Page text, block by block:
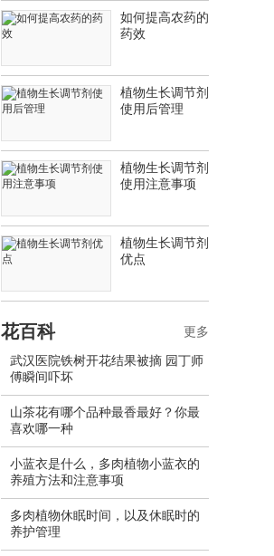
如何提高农药的
药效
植物生长调节剂
使用后管理
植物生长调节剂
使用注意事项
植物生长调节剂
优点
花百科
武汉医院铁树开花结果被摘 园丁师
傅瞬间吓坏
山茶花有哪个品种最香最好？你最
喜欢哪一种
小蓝衣是什么，多肉植物小蓝衣的
养殖方法和注意事项
多肉植物休眠时间，以及休眠时的
养护管理
更多